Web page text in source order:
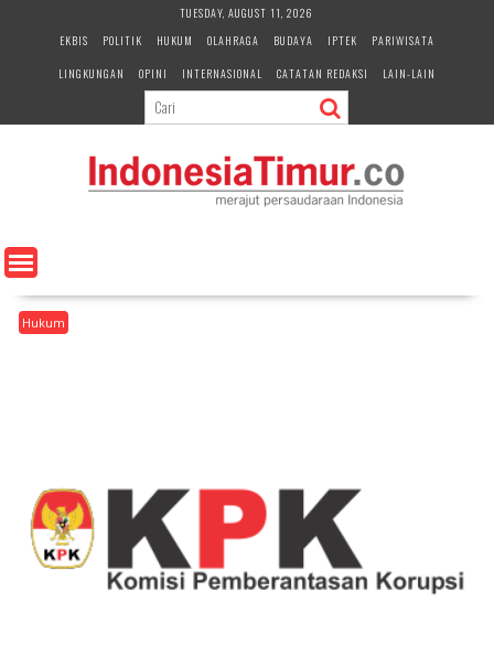
e
n
TUESDAY, AUGUST 11, 2026
EKBIS
POLITIK HUKUM OLAHRAGA BUDAYA IPTEK
PARIWISATA
LINGKUNGAN
OPINI INTERNASIONAL CATATAN REDAKSI LAIN-LAIN
Hukum